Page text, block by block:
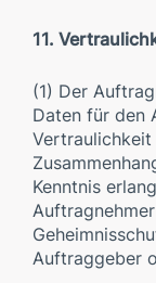
11.
(1) Der
Daten für den
Kenntnis
Auftraggeber